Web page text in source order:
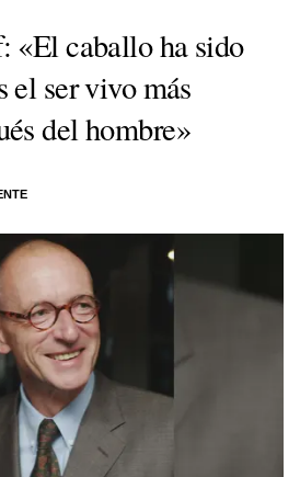
caballo ha sido
el ser vivo más
del hombre»